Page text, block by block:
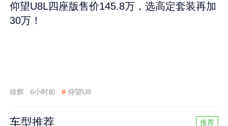
仰望U8L四座版售价145.8万，选高定套装再加
30万！
徐辉 6小时前 # 仰望U8
车型推荐 推荐